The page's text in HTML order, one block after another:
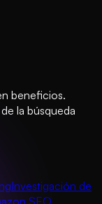
beneficios.
la búsqueda
Investigación de